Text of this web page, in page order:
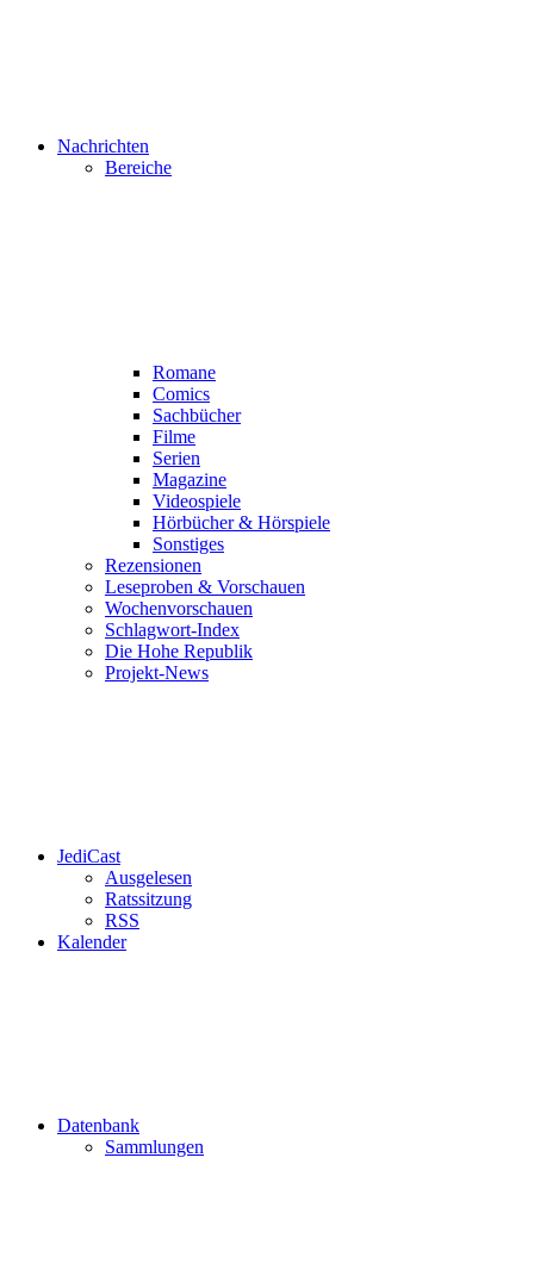
Nachrichten
Bereiche
Romane
Comics
Sachbücher
Filme
Serien
Magazine
Videospiele
Hörbücher & Hörspiele
Sonstiges
Rezensionen
Leseproben & Vorschauen
Wochenvorschauen
Schlagwort-Index
Die Hohe Republik
Projekt-News
JediCast
Ausgelesen
Ratssitzung
RSS
Kalender
Datenbank
Sammlungen